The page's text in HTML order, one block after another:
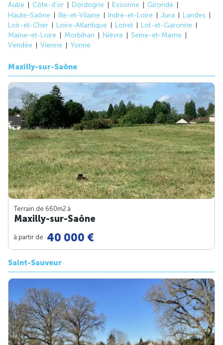
Aube Côte-d'or Dordogne Essonne
Gironde
Haute-Saône
Ille-et-Vilaine Indre-et-Loire Jura
Landes
Loir-et-Cher
Loire-Atlantique Loiret
Lot-et-Garonne
Maine-et-Loire
Morbihan Nièvre
Seine-et-Marne
Vendée
Vienne Yonne
Maxilly-sur-Saône
Terrain de 660m2 à
Maxilly-sur-Saône
à partir de 40 000 €
Saint-Sauveur